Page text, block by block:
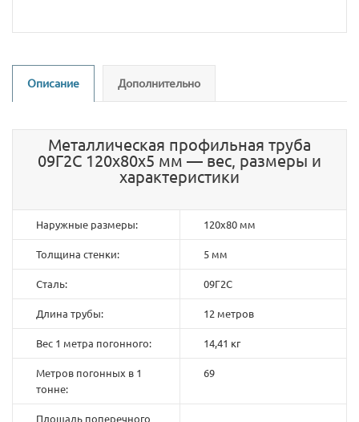
Описание Дополнительно
Металлическая профильная труба
09Г2С 120х80х5 мм — вес, размеры и
характеристики
Наружные размеры: 120х80 мм
Толщина стенки: 5 мм
Сталь: 09Г2С
Длина трубы: 12 метров
Вес 1 метра погонного: 14,41 кг
Метров погонных в 1
тонне:
69
Площадь поперечного